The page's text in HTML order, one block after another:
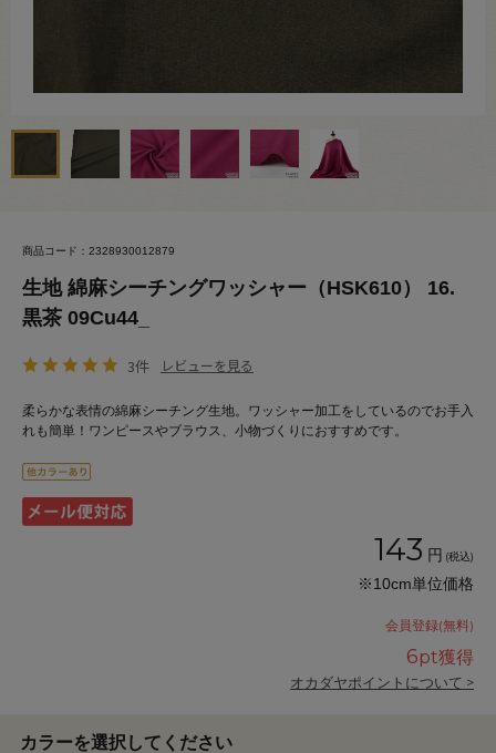
商品コード：2328930012879
生地 綿麻シーチングワッシャー（HSK610） 16.
黒茶 09Cu44_
3件 レビューを見る
柔らかな表情の綿麻シーチング生地。ワッシャー加工をしているのでお手入
れも簡単！ワンピースやブラウス、小物づくりにおすすめです。
143 円 (税込)
※10cm単位価格
会員登録(無料)
6pt獲得
オカダヤポイントについて >
カラーを選択してください